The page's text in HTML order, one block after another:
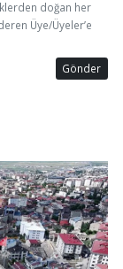
doğan her
Üye/Üyeler’e
Gönder